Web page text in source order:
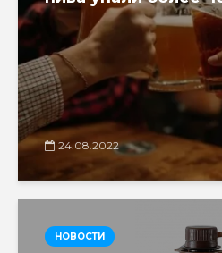
24.08.2022
НОВОСТИ